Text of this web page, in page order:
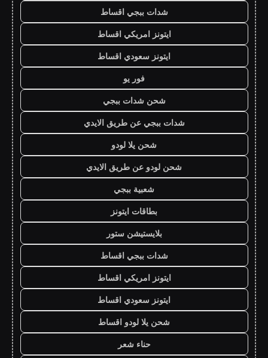
شدات ببجي اقساط
ايتونز امريكي اقساط
ايتونز سعودي اقساط
فور يو
شحن شدات ببجي
شدات ببجي عن طريق الايدي
شحن يلا لودو
شحن لودو عن طريق الايدي
شعبية ببجي
بطاقات ايتونز
بلايستيشن ستور
شدات ببجي اقساط
ايتونز امريكي اقساط
ايتونز سعودي اقساط
شحن يلا لودو اقساط
حناء شعر